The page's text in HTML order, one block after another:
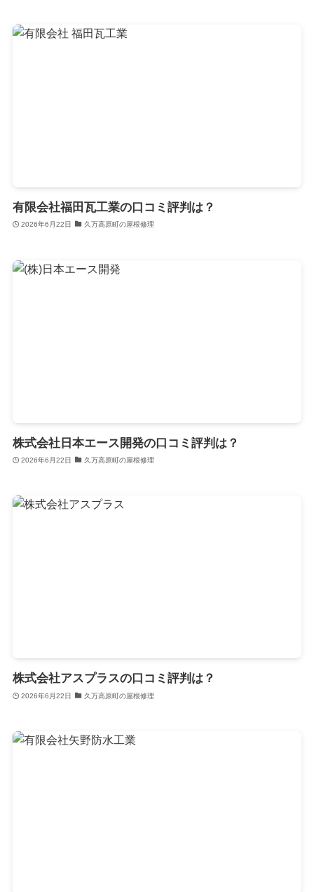
有限会社福田瓦工業の口コミ評判は？
2026年6月22日 久万高原町の屋根修理
株式会社日本エース開発の口コミ評判は？
2026年6月22日 久万高原町の屋根修理
株式会社アスプラスの口コミ評判は？
2026年6月22日 久万高原町の屋根修理